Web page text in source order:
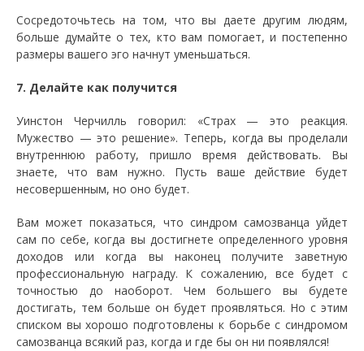
Сосредоточьтесь на том, что вы даете другим людям,
больше думайте о тех, кто вам помогает, и постепенно
размеры вашего эго начнут уменьшаться.
7. Делайте как получится
Уинстон Черчилль говорил: «Страх — это реакция.
Мужество — это решение». Теперь, когда вы проделали
внутреннюю работу, пришло время действовать. Вы
знаете, что вам нужно. Пусть ваше действие будет
несовершенным, но оно будет.
Вам может показаться, что синдром самозванца уйдет
сам по себе, когда вы достигнете определенного уровня
доходов или когда вы наконец получите заветную
профессиональную награду. К сожалению, все будет с
точностью до наоборот. Чем большего вы будете
достигать, тем больше он будет проявляться. Но с этим
списком вы хорошо подготовлены к борьбе с синдромом
самозванца всякий раз, когда и где бы он ни появлялся!